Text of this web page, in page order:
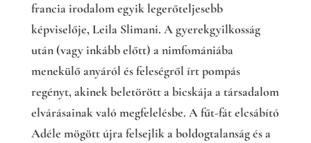
francia irodalom egyik legerőteljesebb
képviselője, Leila Slimani. A gyerekgyilkosság
után (vagy inkább előtt) a nimfomániába
menekülő anyáról és feleségről írt pompás
regényt, akinek beletörött a bicskája a társadalom
elvárásainak való megfelelésbe. A fűt-fát elcsábító
Adéle mögött újra felsejlik a boldogtalanság és a